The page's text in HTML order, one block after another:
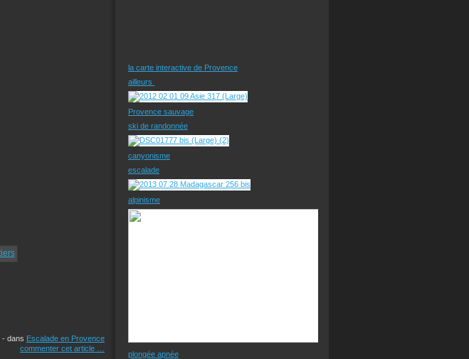
- dans Escalade en Provence
commenter cet article
la carte interactive de Provence
ailleurs
Provence sauvage
ski de randonnée
canyonisme
escalade
alpinisme
plongée apnée